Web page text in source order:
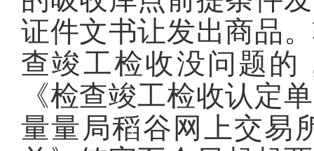
证件文书让发出商品
查竣工检收没问题的
《检查竣工检收认定
量量局稻谷网上交易